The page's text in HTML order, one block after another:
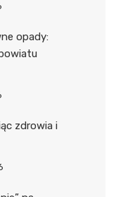
opady:
zdrowia i